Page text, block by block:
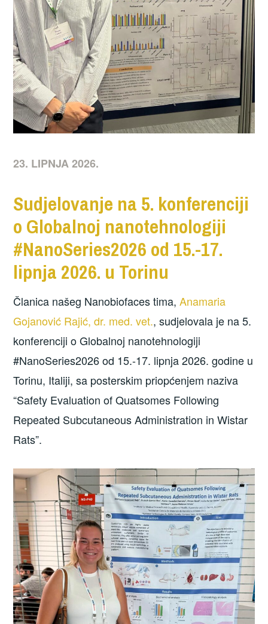
23. LIPNJA 2026.
Sudjelovanje na 5. konferenciji
o Globalnoj nanotehnologiji
#NanoSeries2026 od 15.-17.
lipnja 2026. u Torinu
Članica našeg Nanobiofaces tima,Anamaria
Gojanović Rajić, dr. med. vet., sudjelovala je na 5.
konferenciji o Globalnoj nanotehnologiji
#NanoSeries2026 od 15.-17. lipnja 2026. godine u
Torinu, Italiji, sa posterskim priopćenjem naziva
“Safety Evaluation of Quatsomes Following
Repeated Subcutaneous Administration in Wistar
Rats”.